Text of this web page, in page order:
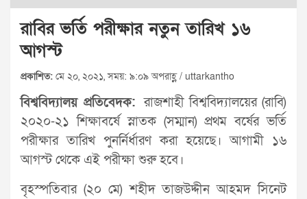
রাবির ভর্তি পরীক্ষার নতুন তারিখ ১৬
আগস্ট
প্রকাশিত: মে ২০, ২০২১, সময়: ৯:০৯ অপরাহ্ণ / uttarkantho
বিশ্ববিদ্যালয় প্রতিবেদক:রাজশাহী বিশ্ববিদ্যালয়ের (রাবি)
২০২০-২১ শিক্ষাবর্ষে স্নাতক (সম্মান) প্রথম বর্ষের ভর্তি
পরীক্ষার তারিখ পুনর্নির্ধারণ করা হয়েছে। আগামী ১৬
আগস্ট থেকে এই পরীক্ষা শুরু হবে।
বৃহস্পতিবার (২০ মে) শহীদ তাজউদ্দীন আহমদ সিনেট